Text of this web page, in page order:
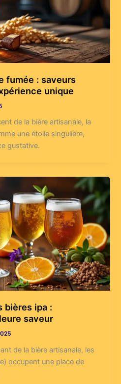
fumée : saveurs
unique
de la bière artisanale, la
une étoile singulière,
gustative.
bières ipa :
saveur
de la bière artisanale, les
occupent une place de